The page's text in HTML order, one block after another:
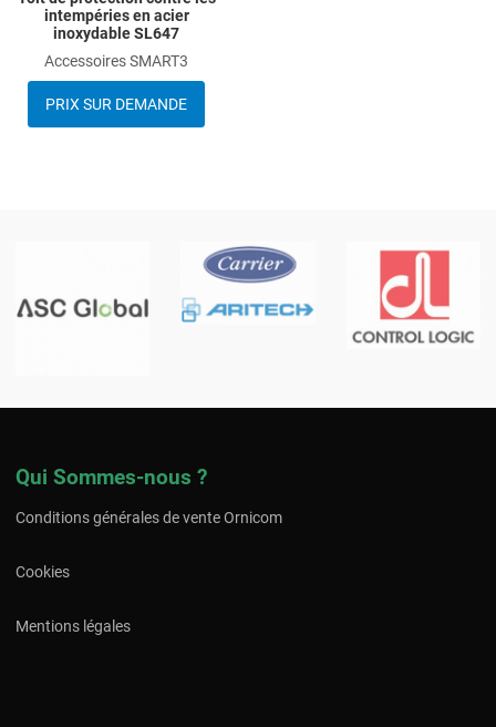
intempéries en acier
inoxydable SL647
Accessoires SMART3
PRIX SUR DEMANDE
Qui Sommes-nous ?
Conditions générales de vente Ornicom
Cookies
Mentions légales